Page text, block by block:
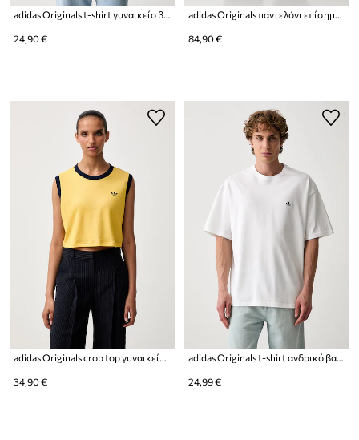
adidas Originals t-shirt γυναικείο βαμβακερό Essentials
24,90 €
adidas Originals παντελόνι επίσημο ανδρικό βαμβακερό
84,90 €
34,90 € 24,99 €